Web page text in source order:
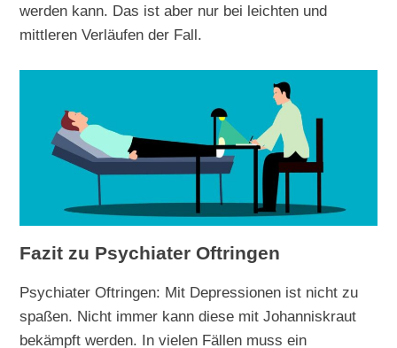
werden kann. Das ist aber nur bei leichten und
mittleren Verläufen der Fall.
Fazit zu Psychiater Oftringen
Psychiater Oftringen: Mit Depressionen ist nicht zu
spaßen. Nicht immer kann diese mit Johanniskraut
bekämpft werden. In vielen Fällen muss ein